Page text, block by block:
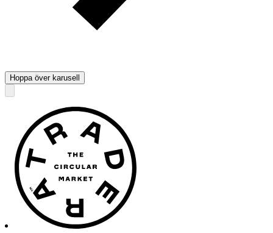
Hoppa över karusell